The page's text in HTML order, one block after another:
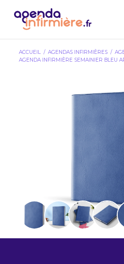
ACCUEIL AGENDAS INFIRMIÈRES
AGENDA INFIRMIÈRE SEMAINIER BLEU